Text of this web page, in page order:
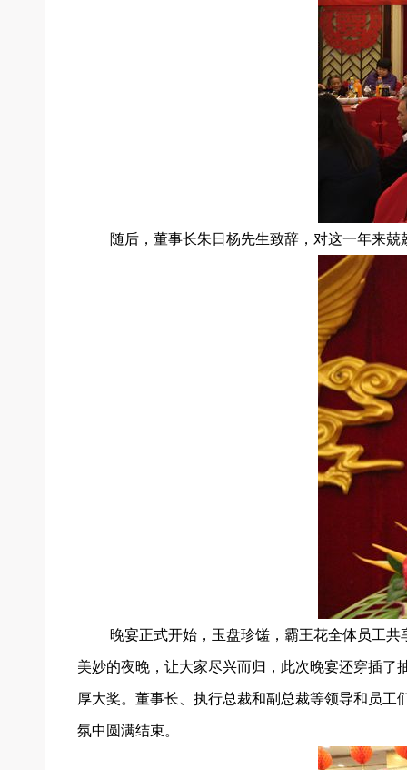
随后，董事长朱日杨先生致辞，对这一年来
晚宴正式开始，玉盘珍馐，霸王花全体员工
美妙的夜晚，让大家尽兴而归，此次晚宴还穿插了
厚大奖。董事长、执行总裁和副总裁等领导和员
氛中圆满结束。